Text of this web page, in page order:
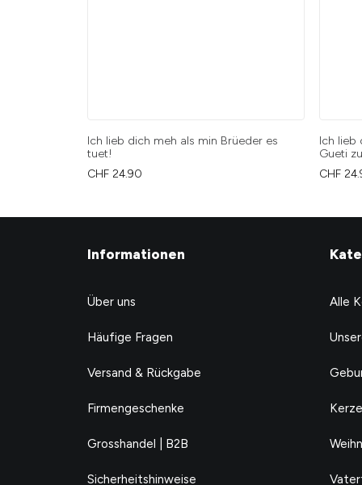
Ich lieb dich meh als min Brüeder es
tuet!
CHF 24.90
Ich lieb
Gueti
CHF
Informationen
Über uns
Häufige Fragen
Versand & Rückgabe
Firmengeschenke
Grosshandel | B2B
Sicherheitshinweise
Alle